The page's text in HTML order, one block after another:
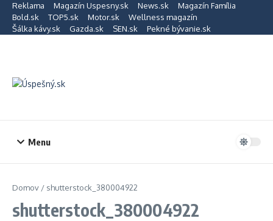
Preskočiť na obsah
Reklama Magazín Uspesny.sk News.sk
Magazín Família
Bold.sk
TOP5.sk Motor.sk
Wellness magazín
Šálka kávy.sk
Gazda.sk SEN.sk Pekné bývanie.sk
Menu
Domov / shutterstock_380004922
shutterstock_380004922